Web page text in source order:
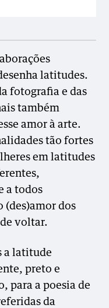
latitudes.
fotografia e das
também
amor à arte.
tão fortes
em latitudes
a todos
(des)amor dos
voltar.
a latitude
preto e
para a poesia de
da